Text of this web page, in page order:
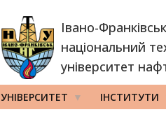
Івано-
національний
університет
УНІВЕРСИТЕТ ІНСТИТУТИ